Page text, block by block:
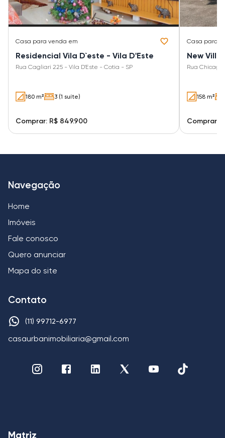
Casa para venda em
Residencial Vila D`este - Vila D'Este
Rua Cagliari 225 - Vila D'Este - Cotia - SP
180 m² 3 (1 suíte)
Comprar: R$ 849.900
Casa para
New
Rua
158 m²
Comprar:
Navegação
Home
Imóveis
Fale conosco
Quero anunciar
Mapa do site
Contato
(11) 99712-6977
casaurbanimobiliaria@gmail.com
Matriz